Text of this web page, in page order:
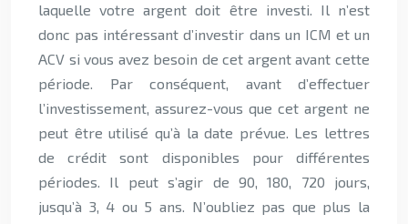
laquelle votre argent doit être investi. Il n’est
donc pas intéressant d’investir dans un ICM et un
ACV si vous avez besoin de cet argent avant cette
période. Par conséquent, avant d’effectuer
l’investissement, assurez-vous que cet argent ne
peut être utilisé qu’à la date prévue. Les lettres
de crédit sont disponibles pour différentes
périodes. Il peut s’agir de 90, 180, 720 jours,
jusqu’à 3, 4 ou 5 ans. N’oubliez pas que plus la